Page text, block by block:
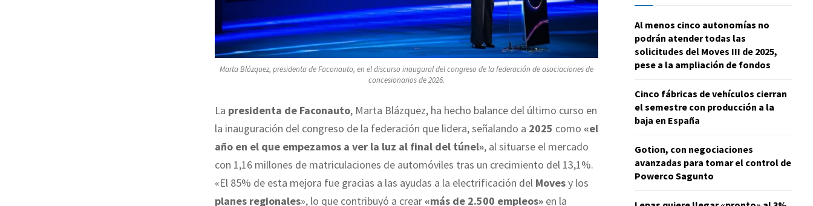
Marta Blázquez, presidenta de Faconauto, en el discurso inaugural del congreso de la federación de asociaciones de
concesionarios de 2026.
La presidenta de Faconauto, Marta Blázquez, ha hecho balance del último curso en
la inauguración del congreso de la federación que lidera, señalando a 2025 como «el
año en el que empezamos a ver la luz al final del túnel», al situarse el mercado
con 1,16 millones de matriculaciones de automóviles tras un crecimiento del 13,1%.
«El 85% de esta mejora fue gracias a las ayudas a la electrificación del Movesy los
planes regionales», lo que contribuyó a crear «más de 2.500 empleos» en la
Al menos cinco autonomías no
podrán atender todas las
solicitudes del Moves III de 2025,
pese a la ampliación de fondos
Cinco fábricas de vehículos cierran
el semestre con producción a la
baja en España
Gotion, con negociaciones
avanzadas para tomar el control de
Powerco Sagunto